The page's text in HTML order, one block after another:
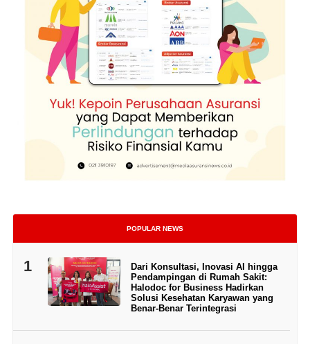
POPULAR NEWS
1
Dari Konsultasi, Inovasi AI hingga
Pendampingan di Rumah Sakit:
Halodoc for Business Hadirkan
Solusi Kesehatan Karyawan yang
Benar-Benar Terintegrasi